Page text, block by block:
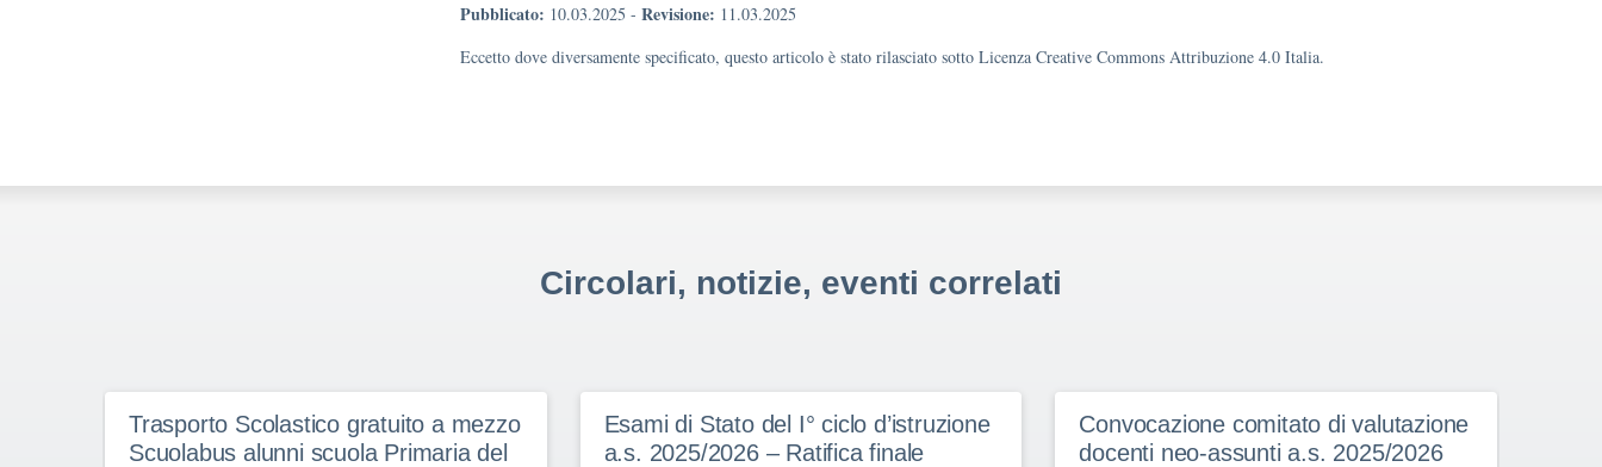
Pubblicato: 10.03.2025 - Revisione: 11.03.2025
Eccetto dove diversamente specificato, questo articolo è stato rilasciato sotto Licenza Creative Commons Attribuzione 4.0 Italia.
Circolari, notizie, eventi correlati
Trasporto Scolastico gratuito a mezzo
Scuolabus alunni scuola Primaria del
Esami di Stato del I° ciclo d’istruzione
a.s. 2025/2026 – Ratifica finale
Convocazione comitato di valutazione
docenti neo-assunti a.s. 2025/2026